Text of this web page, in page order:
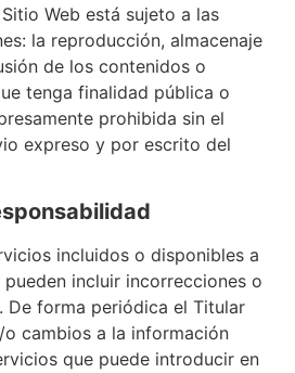
Web está sujeto a las
la reproducción, almacenaje
de los contenidos o
tenga finalidad pública o
prohibida sin el
expreso y por escrito del
incluidos o disponibles a
incluir incorrecciones o
forma periódica el Titular
cambios a la información
que puede introducir en